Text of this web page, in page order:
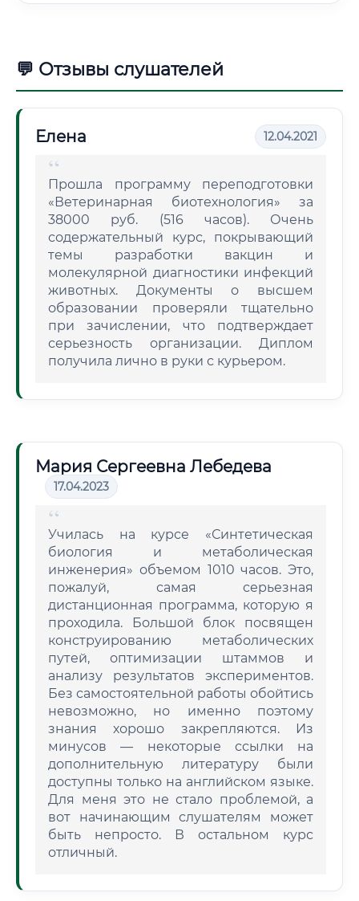
💬 Отзывы слушателей
Елена 12.04.2021
Прошла программу переподготовки
«Ветеринарная биотехнология» за
38000 руб. (516 часов). Очень
содержательный курс, покрывающий
темы разработки вакцин и
молекулярной диагностики инфекций
животных. Документы о высшем
образовании проверяли тщательно
при зачислении, что подтверждает
серьезность организации. Диплом
получила лично в руки с курьером.
Мария Сергеевна Лебедева
17.04.2023
Училась на курсе «Синтетическая
биология и метаболическая
инженерия» объемом 1010 часов. Это,
пожалуй, самая серьезная
дистанционная программа, которую я
проходила. Большой блок посвящен
конструированию метаболических
путей, оптимизации штаммов и
анализу результатов экспериментов.
Без самостоятельной работы обойтись
невозможно, но именно поэтому
знания хорошо закрепляются. Из
минусов — некоторые ссылки на
дополнительную литературу были
доступны только на английском языке.
Для меня это не стало проблемой, а
вот начинающим слушателям может
быть непросто. В остальном курс
отличный.